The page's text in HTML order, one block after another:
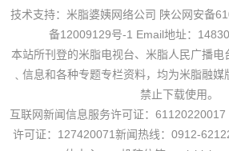
技术支持： 米脂婆姨网络公司 陕公网安备
备12009129号-1 Email地址：
本站所刊登的米脂电视台、米脂人民广播电
﹑信息和各种专题专栏资料，均为米脂融
禁止下载使用。
互联网新闻信息服务许可证：
许可证：127420071新闻热线：0912-